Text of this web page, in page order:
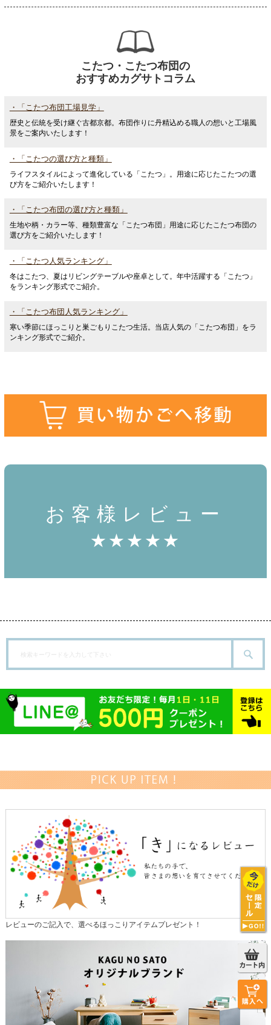
こたつ・こたつ布団の
おすすめカグサトコラム
・「こたつ布団工場見学」
歴史と伝統を受け継ぐ古都京都。布団作りに丹精込める職人の想いと工場風
景をご案内いたします！
・「こたつの選び方と種類」
ライフスタイルによって進化している「こたつ」。用途に応じたこたつの選
び方をご紹介いたします！
・「こたつ布団の選び方と種類」
生地や柄・カラー等、種類豊富な「こたつ布団」用途に応じたこたつ布団の
選び方をご紹介いたします！
・「こたつ人気ランキング」
冬はこたつ、夏はリビングテーブルや座卓として。年中活躍する「こたつ」
をランキング形式でご紹介。
・「こたつ布団人気ランキング」
寒い季節にほっこりと巣ごもりこたつ生活。当店人気の「こたつ布団」をラ
ンキング形式でご紹介。
お客様レビュー
★★★★★
レビューのご記入で、選べるほっこりアイテムプレゼント！